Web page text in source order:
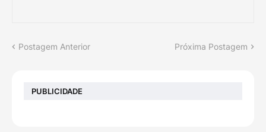
Postagem Anterior Próxima Postagem
PUBLICIDADE